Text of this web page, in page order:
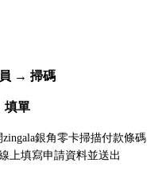
→ 掃碼
填單
銀角零卡掃描付款條碼
上填寫申請資料並送出